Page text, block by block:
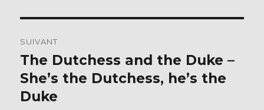
SUIVANT
Publication
suivante :
The Dutchess and the Duke –
She’s the Dutchess, he’s the
Duke